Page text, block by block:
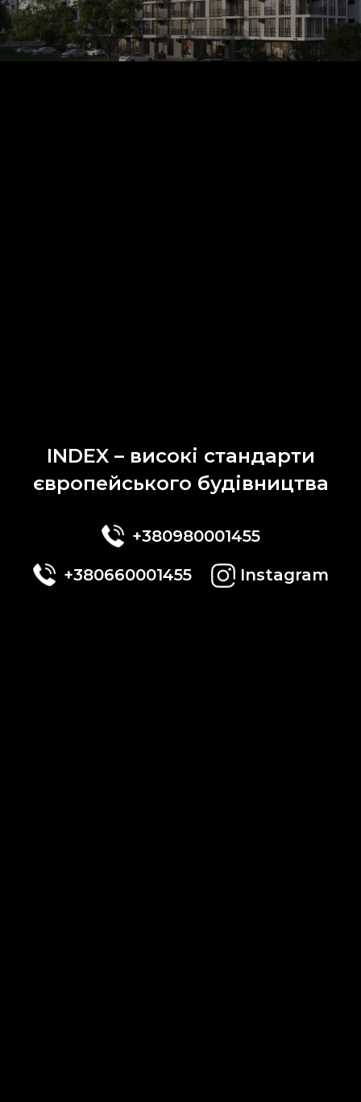
INDEX – високі стандарти
європейського будівництва
+380980001455
+380660001455
Instagram